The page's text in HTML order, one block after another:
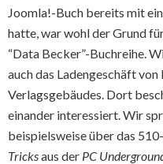
Joomla!-Buch bereits mit
hatte, war wohl der Grund
“Data Becker”-Buchreihe.
auch das Ladengeschäft
Verlagsgebäudes. Dort
einander interessiert. Wir
beispielsweise über das
Tricksaus der PC